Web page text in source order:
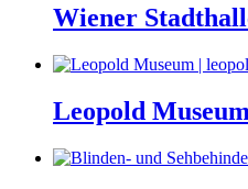
Wiener
Leopold